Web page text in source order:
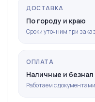
ДОСТАВКА
По городу и краю
Сроки уточним при
ОПЛАТА
Наличные и безнал
Работаем с документами